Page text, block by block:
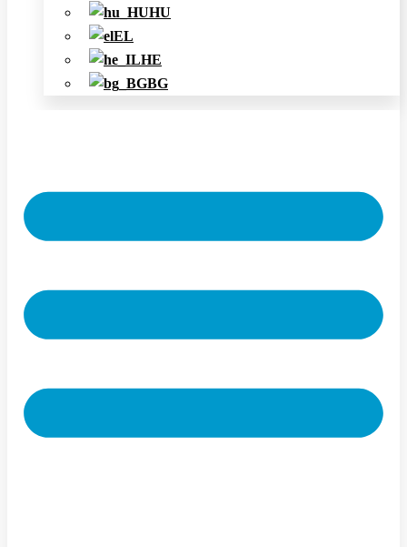
HU
EL
HE
BG